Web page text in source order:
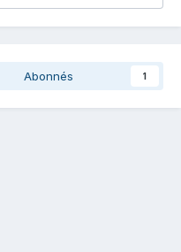
Abonnés 1